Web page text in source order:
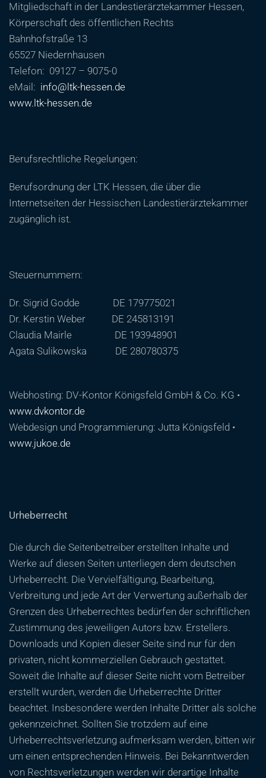
Mitgliedschaft in der Landestierärztekammer Hessen,
Körperschaft des öffentlichen Rechts
Bahnhofstraße 13
65527 Niedernhausen
Telefon: 09127 – 9075-0
eMail: info@ltk-hessen.de
www.ltk-hessen.de
Berufsrechtliche Regelungen:
Berufsordnung der LTK Hessen, die über die
Internetseiten der Hessischen Landestierärztekammer
zugänglich ist.
Steuernummern:
Dr. Sigrid Godde DE 179775021
Dr. Kerstin Weber DE 245813191
Claudia Mairle DE 193948901
Agata Sulikowska DE 280780375
Webhosting: DV-Kontor Königsfeld GmbH & Co. KG •
www.dvkontor.de
Webdesign und Programmierung: Jutta Königsfeld •
www.jukoe.de
Urheberrecht
Die durch die Seitenbetreiber erstellten Inhalte und
Werke auf diesen Seiten unterliegen dem deutschen
Urheberrecht. Die Vervielfältigung, Bearbeitung,
Verbreitung und jede Art der Verwertung außerhalb der
Grenzen des Urheberrechtes bedürfen der schriftlichen
Zustimmung des jeweiligen Autors bzw. Erstellers.
Downloads und Kopien dieser Seite sind nur für den
privaten, nicht kommerziellen Gebrauch gestattet.
Soweit die Inhalte auf dieser Seite nicht vom Betreiber
erstellt wurden, werden die Urheberrechte Dritter
beachtet. Insbesondere werden Inhalte Dritter als solche
gekennzeichnet. Sollten Sie trotzdem auf eine
Urheberrechtsverletzung aufmerksam werden, bitten wir
um einen entsprechenden Hinweis. Bei Bekanntwerden
von Rechtsverletzungen werden wir derartige Inhalte